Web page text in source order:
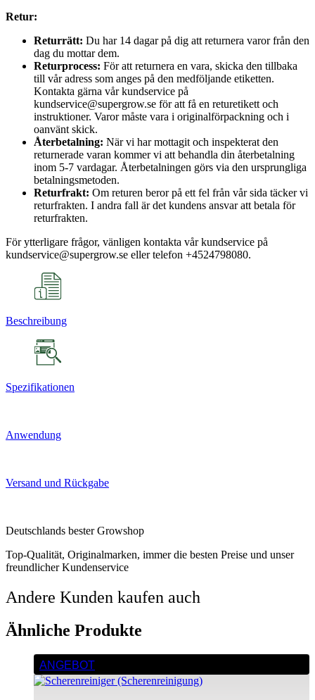
Retur:
Returrätt: Du har 14 dagar på dig att returnera varor från den
dag du mottar dem.
Returprocess: För att returnera en vara, skicka den tillbaka
till vår adress som anges på den medföljande etiketten.
Kontakta gärna vår kundservice på
kundservice@supergrow.se för att få en returetikett och
instruktioner. Varor måste vara i originalförpackning och i
oanvänt skick.
Återbetalning: När vi har mottagit och inspekterat den
returnerade varan kommer vi att behandla din återbetalning
inom 5-7 vardagar. Återbetalningen görs via den ursprungliga
betalningsmetoden.
Returfrakt: Om returen beror på ett fel från vår sida täcker vi
returfrakten. I andra fall är det kundens ansvar att betala för
returfrakten.
För ytterligare frågor, vänligen kontakta vår kundservice på
kundservice@supergrow.se eller telefon +4524798080.
Beschreibung
Spezifikationen
Anwendung
Versand und Rückgabe
Deutschlands bester Growshop
Top-Qualität, Originalmarken, immer die besten Preise und unser
freundlicher Kundenservice
Andere Kunden kaufen auch
Ähnliche Produkte
ANGEBOT